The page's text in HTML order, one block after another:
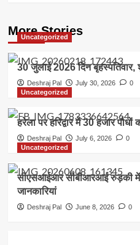
More Stories
Uncategorized
30 जुलाई 2026 दिन
Deshraj Pal July 30, 2026
0
Uncategorized
हरेला पर हरिद्वार में 30 हजार पौधों
Deshraj Pal July 6, 2026
0
Uncategorized
सीएसआईआर सीबीआरआई रुड़की में
जानकारियां
Deshraj Pal June 8, 2026 0